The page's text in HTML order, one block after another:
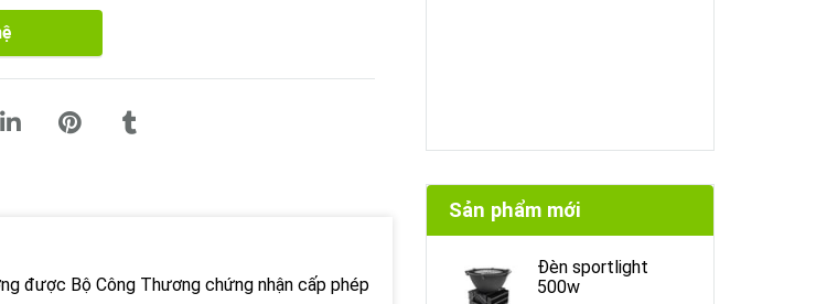
được Bộ Công Thương chứng nhận cấp phép
Sản phẩm mới
Đèn sportlight
500w